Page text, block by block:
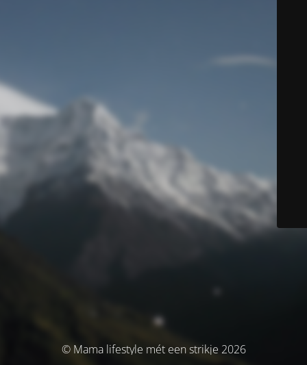
© Mama lifestyle mét een strikje 2026